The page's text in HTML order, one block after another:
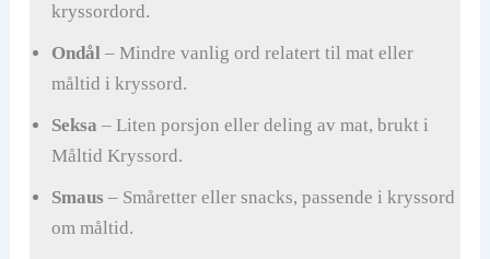
kryssordord.
Ondål– Mindre vanlig ord relatert til mat eller
måltid i kryssord.
Seksa – Liten porsjon eller deling av mat, brukt i
Måltid Kryssord.
Smaus – Småretter eller snacks, passende i kryssord
om måltid.